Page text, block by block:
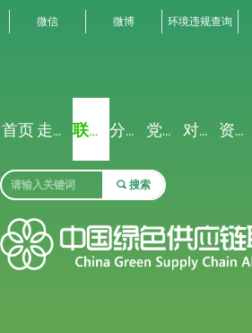
首页 走进联盟 联盟动态 分析解读 党建专栏 对外交流 资源禀赋
끠 搜索
微信 微博 环境违规查询